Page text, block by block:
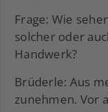
Frage: Wie
solcher oder
Handwerk?
Brüderle: Aus
zunehmen. Vor